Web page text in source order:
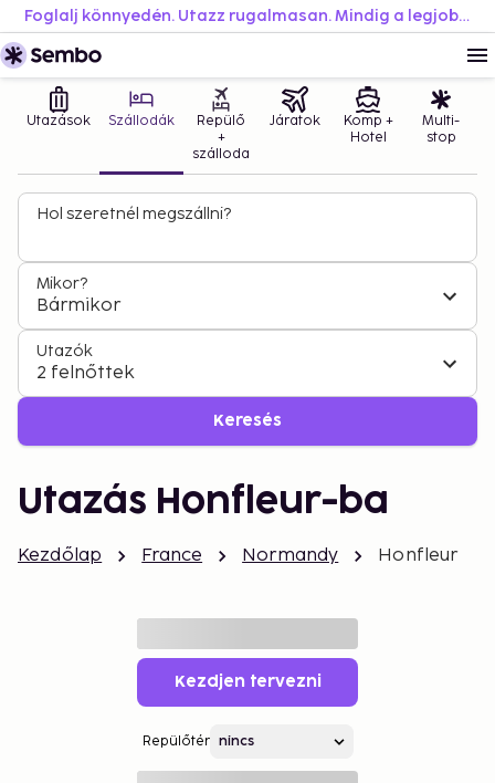
Foglalj könnyedén. Utazz rugalmasan. Mindig a legjobb áron.
Utazások Szállodák
Repülő
+
szálloda
Járatok
Komp +
Hotel
Multi-
stop
Hol szeretnél megszállni?
Mikor?
Bármikor
Utazók
2 felnőttek
Keresés
Utazás Honfleur-ba
Kezdőlap France Normandy Honfleur
Kezdjen tervezni
Repülőtér